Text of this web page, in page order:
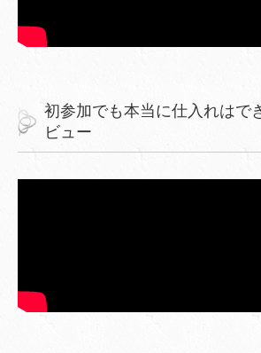
初参加でも本当に仕入れはで
ビュー